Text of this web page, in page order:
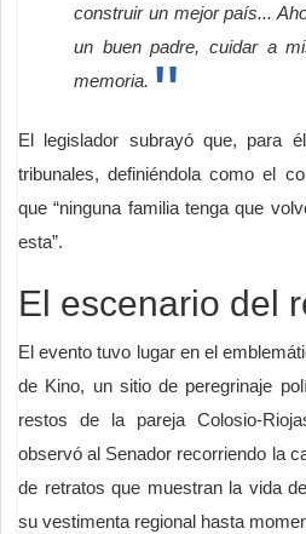
construir un mejor país...
un buen padre, cuidar a
memoria.
El legislador subrayó que, para
tribunales, definiéndola como el
que “ninguna familia tenga que
esta”.
El escenario del
El evento tuvo lugar en el
de Kino, un sitio de peregrinaje
restos de la pareja Colosio-
observó al Senador recorriendo la
de retratos que muestran la vida
su vestimenta regional hasta